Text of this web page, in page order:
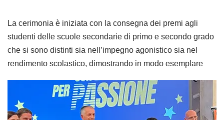
La cerimonia è iniziata con la consegna dei premi agli
studenti delle scuole secondarie di primo e secondo grado
che si sono distinti sia nell’impegno agonistico sia nel
rendimento scolastico, dimostrando in modo esemplare